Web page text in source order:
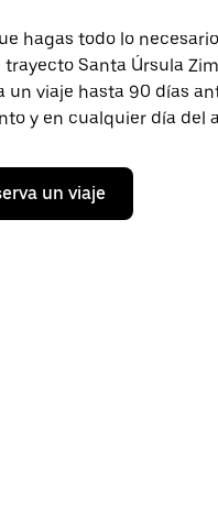
hagas todo lo
trayecto Santa Úrsula
un viaje hasta 90 días
y en cualquier día del
un viaje